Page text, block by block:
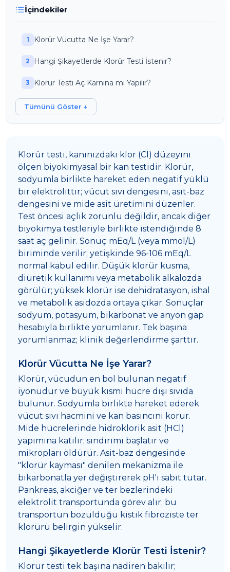
İçindekiler
Klorür Vücutta Ne İşe Yarar?
Hangi Şikayetlerde Klorür Testi İstenir?
Klorür Testi Aç Karnına mı Yapılır?
Tümünü Göster ↓
Klorür testi, kanınızdaki klor (Cl) düzeyini
ölçen biyokimyasal bir kan testidir. Klorür,
sodyumla birlikte hareket eden negatif yüklü
bir elektrolittir; vücut sıvı dengesini, asit-baz
dengesini ve mide asit üretimini düzenler.
Test öncesi açlık zorunlu değildir, ancak diğer
biyokimya testleriyle birlikte istendiğinde 8
saat aç gelinir. Sonuç mEq/L (veya mmol/L)
biriminde verilir; yetişkinde 96-106 mEq/L
normal kabul edilir. Düşük klorür kusma,
diüretik kullanımı veya metabolik alkalozda
görülür; yüksek klorür ise dehidratasyon, ishal
ve metabolik asidozda ortaya çıkar. Sonuçlar
sodyum, potasyum, bikarbonat ve anyon gap
hesabıyla birlikte yorumlanır. Tek başına
yorumlanmaz; klinik değerlendirme şarttır.
Klorür Vücutta Ne İşe Yarar?
Klorür, vücudun en bol bulunan negatif
iyonudur ve büyük kısmı hücre dışı sıvıda
bulunur. Sodyumla birlikte hareket ederek
vücut sıvı hacmini ve kan basıncını korur.
Mide hücrelerinde hidroklorik asit (HCl)
yapımına katılır; sindirimi başlatır ve
mikropları öldürür. Asit-baz dengesinde
"klorür kayması" denilen mekanizma ile
bikarbonatla yer değiştirerek pH'ı sabit tutar.
Pankreas, akciğer ve ter bezlerindeki
elektrolit transportunda görev alır; bu
transportun bozulduğu kistik fibroziste ter
klorürü belirgin yükselir.
Hangi Şikayetlerde Klorür Testi İstenir?
Klorür testi tek başına nadiren bakılır;